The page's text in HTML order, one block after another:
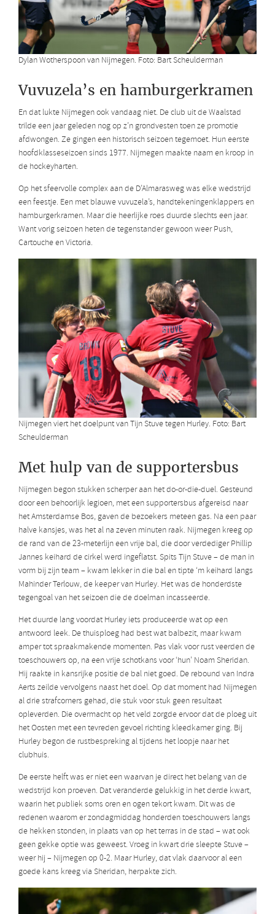
Dylan Wotherspoon van Nijmegen. Foto: Bart Scheulderman
Vuvuzela’s en hamburgerkramen
En dat lukte Nijmegen ook vandaag niet. De club uit de Waalstad
trilde een jaar geleden nog op z’n grondvesten toen ze promotie
afdwongen. Ze gingen een historisch seizoen tegemoet. Hun eerste
hoofdklasseseizoen sinds 1977. Nijmegen maakte naam en kroop in
de hockeyharten.
Op het sfeervolle complex aan de D’Almarasweg was elke wedstrijd
een feestje. Een met blauwe vuvuzela’s, handtekeningenklappers en
hamburgerkramen. Maar die heerlijke roes duurde slechts een jaar.
Want vorig seizoen heten de tegenstander gewoon weer Push,
Cartouche en Victoria.
Nijmegen viert het doelpunt van Tijn Stuve tegen Hurley. Foto: Bart
Scheulderman
Met hulp van de supportersbus
Nijmegen begon stukken scherper aan het do-or-die-duel. Gesteund
door een behoorlijk legioen, met een supportersbus afgereisd naar
het Amsterdamse Bos, gaven de bezoekers meteen gas. Na een paar
halve kansjes, was het al na zeven minuten raak. Nijmegen kreeg op
de rand van de 23-meterlijn een vrije bal, die door verdediger Phillip
Jannes keihard de cirkel werd ingeflatst. Spits Tijn Stuve – de man in
vorm bij zijn team – kwam lekker in die bal en tipte ‘m keihard langs
Mahinder Terlouw, de keeper van Hurley. Het was de honderdste
tegengoal van het seizoen die de doelman incasseerde.
Het duurde lang voordat Hurley iets produceerde wat op een
antwoord leek. De thuisploeg had best wat balbezit, maar kwam
amper tot spraakmakende momenten. Pas vlak voor rust veerden de
toeschouwers op, na een vrije schotkans voor ‘hun’ Noam Sheridan.
Hij raakte in kansrijke positie de bal niet goed. De rebound van Indra
Aerts zeilde vervolgens naast het doel. Op dat moment had Nijmegen
al drie strafcorners gehad, die stuk voor stuk geen resultaat
opleverden. Die overmacht op het veld zorgde ervoor dat de ploeg uit
het Oosten met een tevreden gevoel richting kleedkamer ging. Bij
Hurley begon de rustbespreking al tijdens het loopje naar het
clubhuis.
De eerste helft was er niet een waarvan je direct het belang van de
wedstrijd kon proeven. Dat veranderde gelukkig in het derde kwart,
waarin het publiek soms oren en ogen tekort kwam. Dit was de
redenen waarom er zondagmiddag honderden toeschouwers langs
de hekken stonden, in plaats van op het terras in de stad – wat ook
geen gekke optie was geweest. Vroeg in kwart drie sleepte Stuve –
weer hij – Nijmegen op 0-2. Maar Hurley, dat vlak daarvoor al een
goede kans kreeg via Sheridan, herpakte zich.